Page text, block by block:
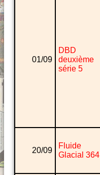
01/09
DBD
deuxième
série 5
20/09
Fluide
Glacial 364